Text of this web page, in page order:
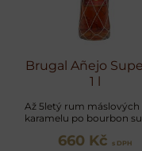
Povolit a
Brugal Añejo
1 l
Až 5letý rum
karamelu po bourbon
660 Kč s DPH